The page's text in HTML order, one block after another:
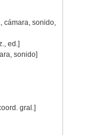
cámara, sonido,
ed.]
sonido]
gral.]